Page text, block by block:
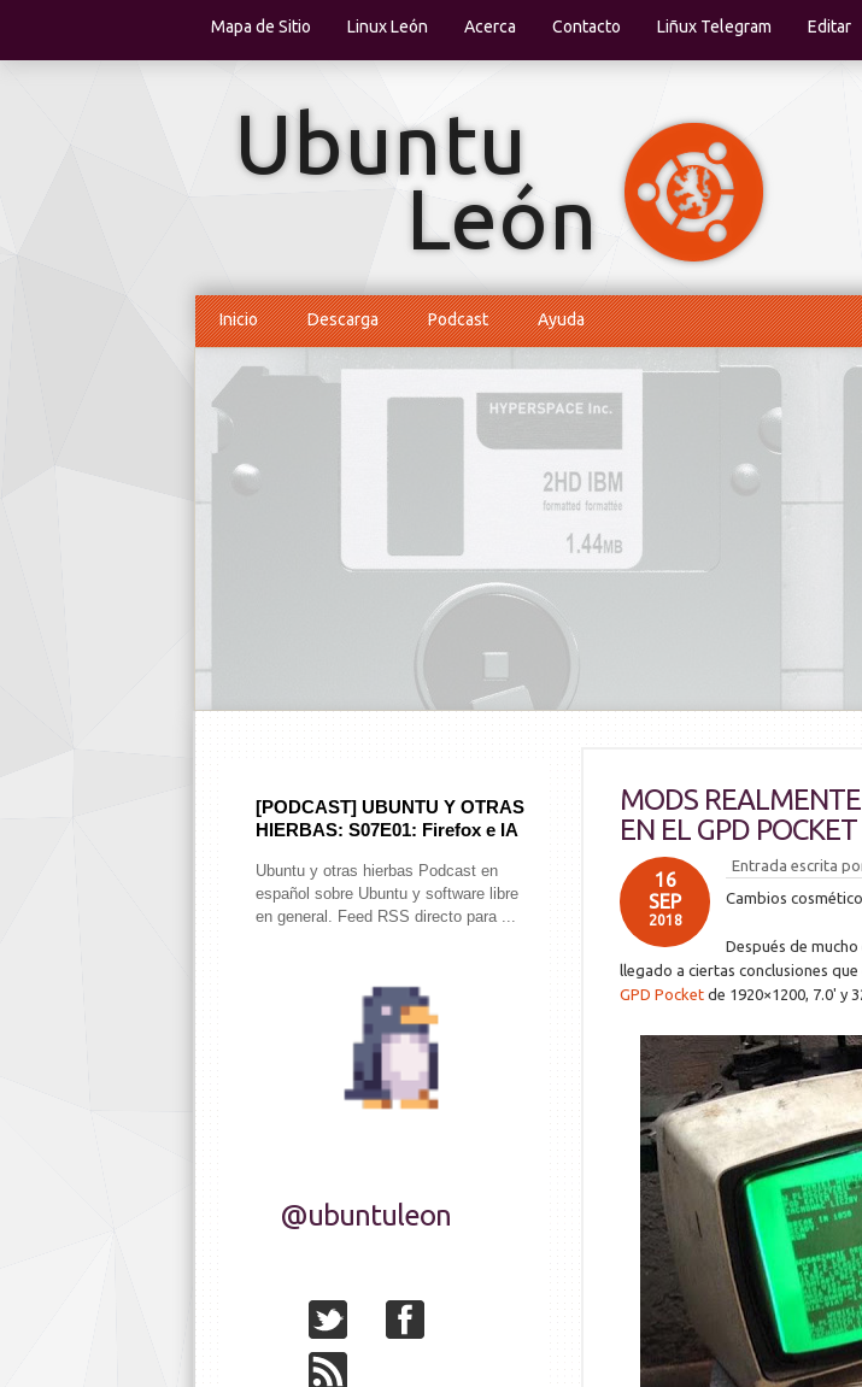
Mapa de Sitio Linux León Acerca Contacto Liñux Telegram Editar
Inicio Descarga Podcast Ayuda
Rápido, seguro, libre e increíblemente fácil de usar
MODS
EN EL GPD
Entrada escrita
16
SEP
2018
Cambios
Después de
llegado a ciertas conclusiones
GPD Pocket de 1920×1200, 7.0' y
[PODCAST] UBUNTU Y OTRAS
HIERBAS: S07E01: Firefox e IA
Ubuntu y otras hierbas Podcast en
español sobre Ubuntu y software libre
en general. Feed RSS directo para ...
@ubuntuleon